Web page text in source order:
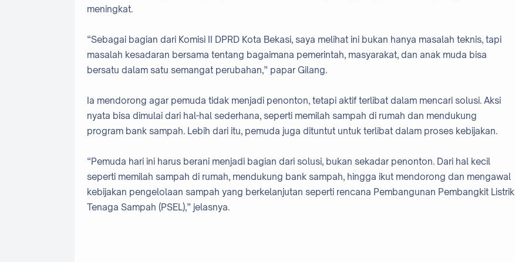
meningkat.
“Sebagai bagian dari Komisi II DPRD Kota Bekasi, saya melihat ini bukan hanya masalah teknis, tapi
masalah kesadaran bersama tentang bagaimana pemerintah, masyarakat, dan anak muda bisa
bersatu dalam satu semangat perubahan,” papar Gilang.
Ia mendorong agar pemuda tidak menjadi penonton, tetapi aktif terlibat dalam mencari solusi. Aksi
nyata bisa dimulai dari hal-hal sederhana, seperti memilah sampah di rumah dan mendukung
program bank sampah. Lebih dari itu, pemuda juga dituntut untuk terlibat dalam proses kebijakan.
“Pemuda hari ini harus berani menjadi bagian dari solusi, bukan sekadar penonton. Dari hal kecil
seperti memilah sampah di rumah, mendukung bank sampah, hingga ikut mendorong dan mengawal
kebijakan pengelolaan sampah yang berkelanjutan seperti rencana Pembangunan Pembangkit Listrik
Tenaga Sampah (PSEL),” jelasnya.